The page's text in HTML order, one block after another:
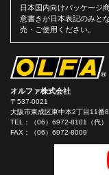
日本国内向けパッケージ
意書きが日本表記のみと
売・ご使用ください。
オルファ株式会社
〒537-0021
大阪市東成区東中本2丁目11番
TEL：
（06）6972-8101（代）
FAX：（06）6972-8009